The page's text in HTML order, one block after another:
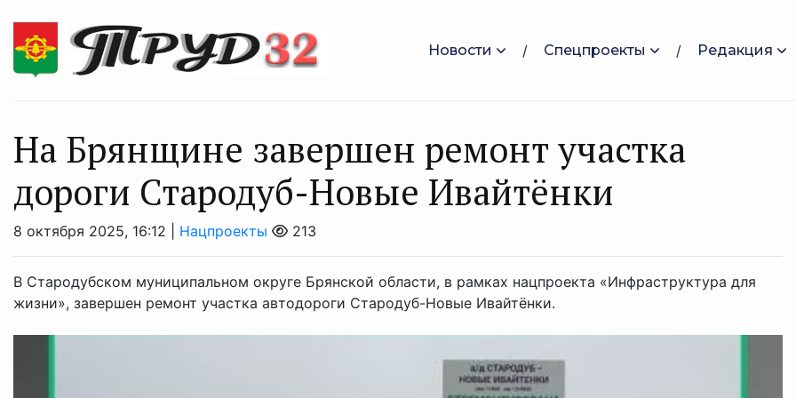
Новости Спецпроекты Редакция
На Брянщине завершен ремонт участка
дороги Стародуб-Новые Ивайтёнки
8 октября 2025, 16:12 | Нацпроекты 213
В Стародубском муниципальном округе Брянской области, в рамках нацпроекта «Инфраструктура для
жизни», завершен ремонт участка автодороги Стародуб-Новые Ивайтёнки.